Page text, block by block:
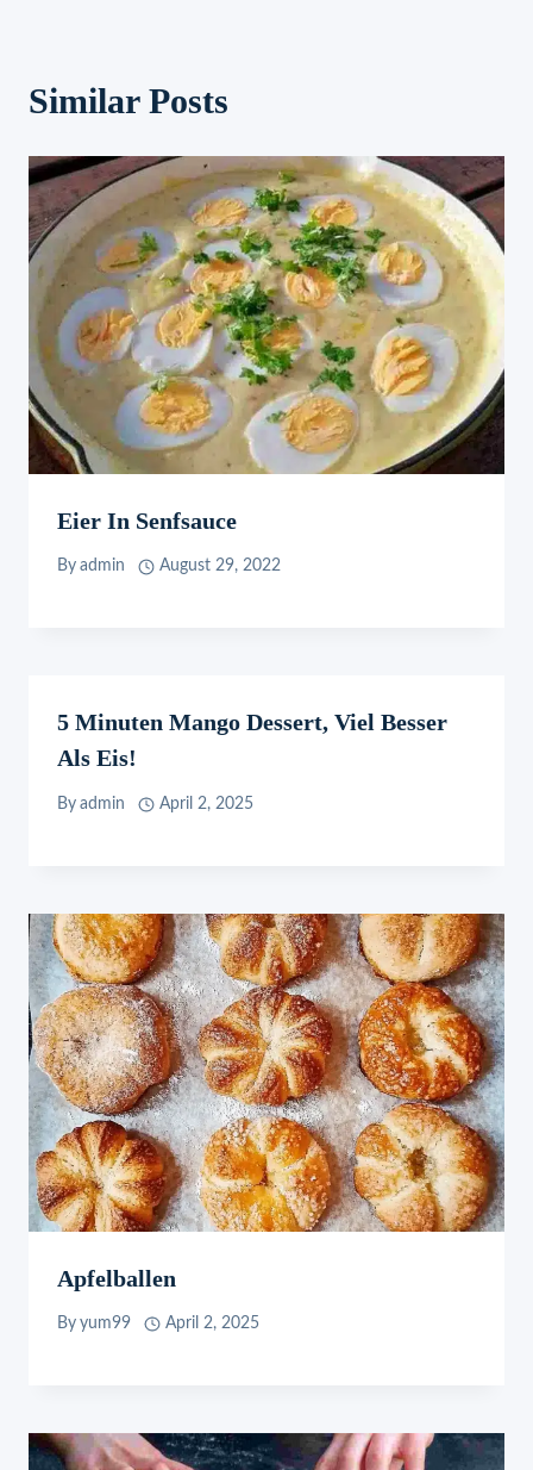
Similar Posts
Eier In Senfsauce
By admin August 29, 2022
5 Minuten Mango Dessert, Viel Besser
Als Eis!
By admin April 2, 2025
Apfelballen
By yum99 April 2, 2025